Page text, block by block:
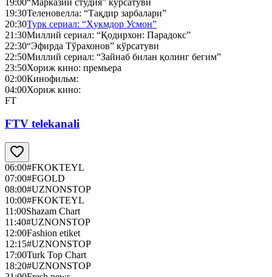
19:30Теленовелла: “Тақдир зарбалари”
20:30Турк сериал: “Ҳукмдор Усмон”
21:30Миллий сериал: “Қодирхон: Парадокс”
22:30“Эфирда Тўрахонов” кўрсатуви
22:50Миллий сериал: “Зайнаб билан қолинг бегим”
23:50Хориж кино: премьера
02:00Кинофильм:
04:00Хориж кино:
FT
FTV telekanali
06:00#FKOKTEYL
07:00#FGOLD
08:00#UZNONSTOP
10:00#FKOKTEYL
11:00Shazam Chart
11:40#UZNONSTOP
12:00Fashion etiket
12:15#UZNONSTOP
17:00Turk Top Chart
18:20#UZNONSTOP